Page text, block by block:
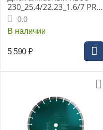
230_25.4/22.23_1.6/7 PRO
спл. по керамограниту,
плитке, граниту,
керамике DBP01.230
0.0
В наличии
5 590 ₽